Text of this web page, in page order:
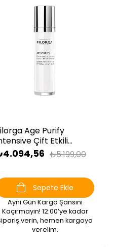
Age Purify
Çift Etkili
30 ml ₺5.199,00
Sepete Ekle
Aynı Gün Kargo Şansını
Kaçırmayın! 12:00’ye kadar
verin, hemen kargoya
verelim.